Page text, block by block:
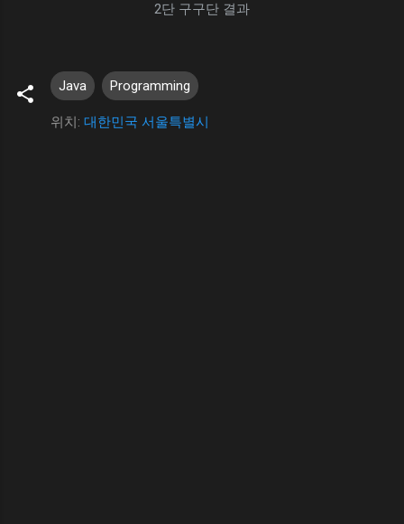
2단 구구단 결과
Java Programming
위치: 대한민국 서울특별시